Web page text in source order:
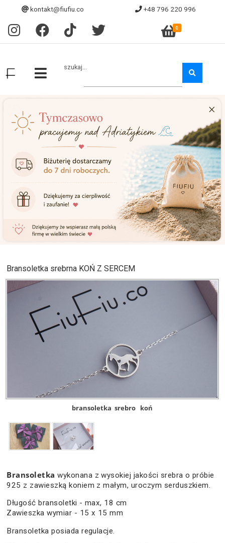
kontakt@fiufiu.co +48 796 220 996
0
szukaj...
Bransoletka srebrna KOŃ Z SERCEM
bransoletka srebro koń
Bransoletkawykonana z wysokiej jakości srebra o próbie
925 z zawieszką koniem z małym, uroczym serduszkiem.
Długość bransoletki - max, 18 cm
Zawieszka wymiar - 15 x 15 mm
Bransoletka posiada regulacje.